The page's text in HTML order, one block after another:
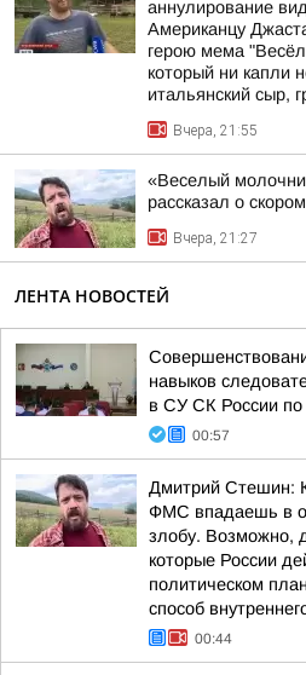
аннулирование
Американцу
герою мема
который ни капли
итальянский сыр,
Вчера, 21:55
«Веселый
рассказал о
Вчера, 21:27
ЛЕНТА НОВОСТЕЙ
навыков
в СУ СК России по
00:57
Дмитрий Стешин:
ФМС впадаешь в
злобу. Возможно,
которые России
политическом
способ
00:44